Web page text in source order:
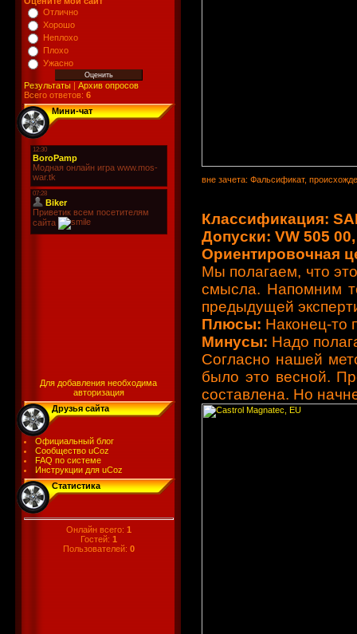
Отлично
Хорошо
Неплохо
Плохо
Ужасно
Результаты| Архив опросов
Всего ответов: 6
Мини-чат
Для добавления необходима
авторизация
Друзья сайта
Официальный блог
Сообщество uCoz
FAQ по системе
Инструкции для uCoz
Статистика
Онлайн всего: 1
Гостей: 1
Пользователей: 0
вне зачета: Фальсификат,
Классификация:
Допуски: VW 505
Ориентировочная
Мы полагаем, что
смысла. Напомним
предыдущей
Плюсы: Наконец-то
Минусы: Надо
Согласно нашей
было это весной.
составлена. Но